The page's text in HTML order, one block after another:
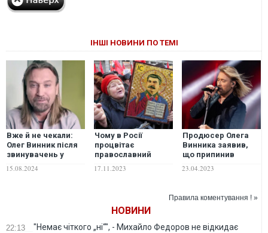
ІНШІ НОВИНИ ПО ТЕМІ
Вже й не чекали:
Олег Винник після
звинувачень у
почати "з чистого
15.08.2024
Чому в Росії
процвітає
православний
17.11.2023
Продюсер Олега
Винника заявив,
що припинив
музикантом
23.04.2023
Правила коментування ! »
НОВИНИ
22:13
"Немає чіткого „ні“", - Михайло Федоров не відкидає